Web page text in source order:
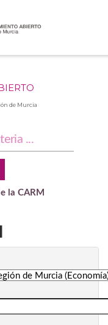
de Murcia
la CARM